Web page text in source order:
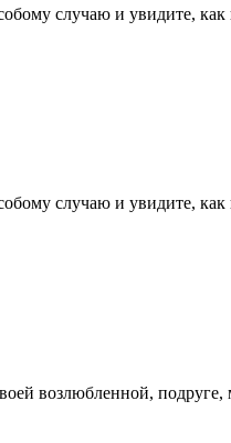
случаю и увидите, как
случаю и увидите, как
возлюбленной, подруге,